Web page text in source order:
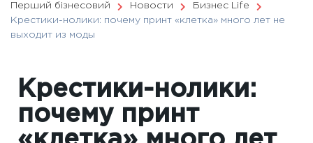
Перший бізнесовий Новости
Бизнес Life
Крестики-нолики: почему принт «клетка» много лет не
выходит из моды
Крестики-нолики:
почему принт